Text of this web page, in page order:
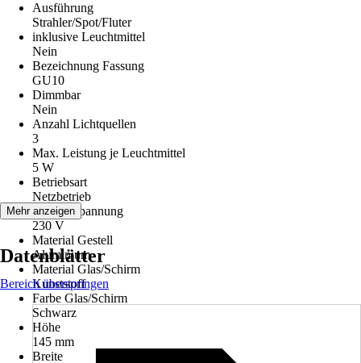
Ausführung
Strahler/Spot/Fluter
inklusive Leuchtmittel
Nein
Bezeichnung Fassung
GU10
Dimmbar
Nein
Anzahl Lichtquellen
3
Max. Leistung je Leuchtmittel
5 W
Betriebsart
Netzbetrieb
Betriebsspannung
230 V
Material Gestell
Aluminium
Material Glas/Schirm
Kunststoff
Farbe Glas/Schirm
Schwarz
Höhe
145 mm
Breite
Mehr anzeigen
Datenblätter
Bereich überspringen